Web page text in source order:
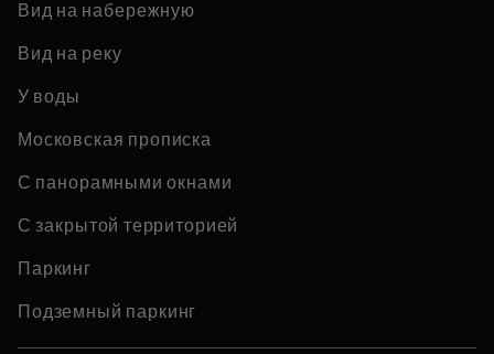
Вид на набережную
Вид на реку
У воды
Московская прописка
С панорамными окнами
С закрытой территорией
Паркинг
Подземный паркинг